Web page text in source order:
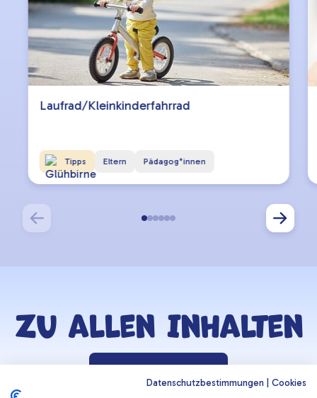
Datenschutzbestimmungen Cookies
Laufrad/Kleinkinderfahrrad
Tipps Eltern Pädagog*innen
Zu allen Inhalten
Zurück zur Lernzone